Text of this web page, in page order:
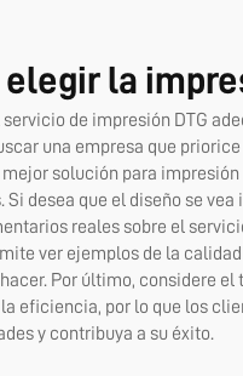
elegir la
de impresión DTG
una empresa que
solución para impresión
Si desea que el diseño se
reales sobre el
ver ejemplos de la
Por último, considere
eficiencia, por lo que los
y contribuya a su éxito.